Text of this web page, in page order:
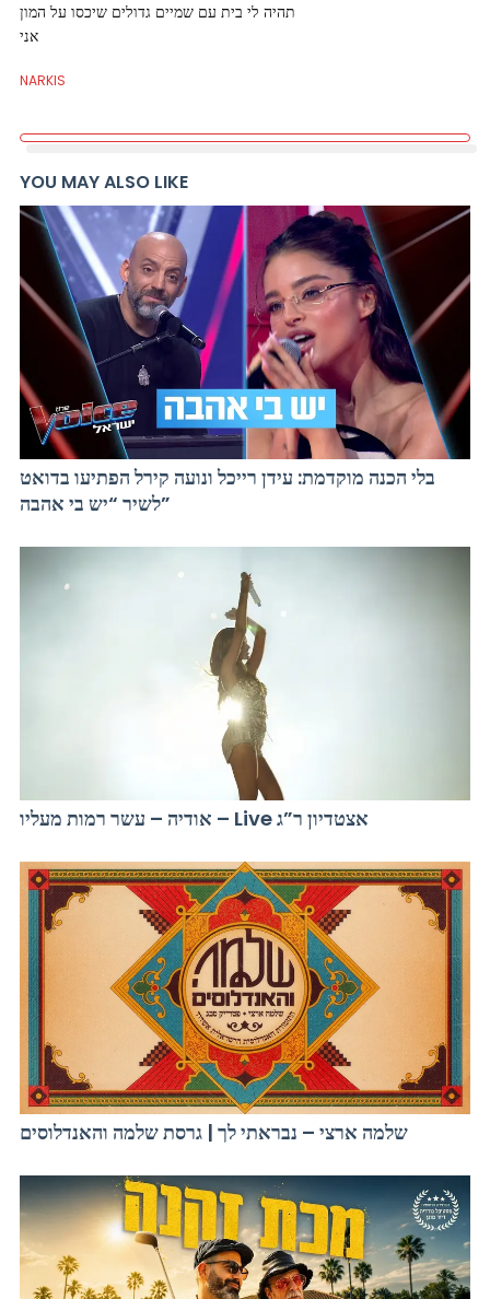
תהיה לי בית עם שמיים גדולים שיכסו על המון
אני
NARKIS
YOU MAY ALSO LIKE
בלי הכנה מוקדמת: עידן רייכל ונועה קירל הפתיעו בדואט
לשיר “יש בי אהבה”
אודיה – עשר רמות מעליו – Live אצטדיון ר”ג
שלמה ארצי – נבראתי לך | גרסת שלמה והאנדלוסים